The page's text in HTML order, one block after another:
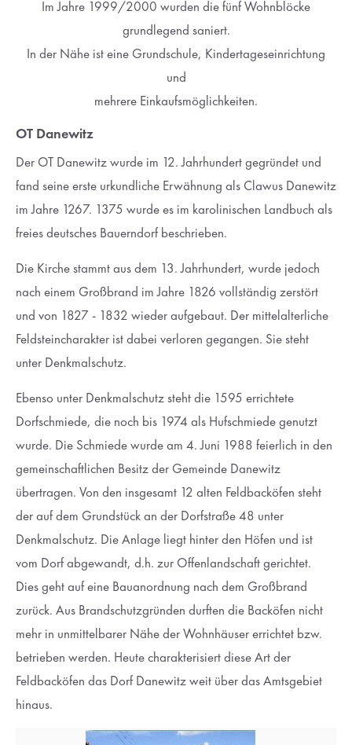
Im Jahre 1999/2000 wurden die fünf Wohnblöcke
grundlegend saniert.
In der Nähe ist eine Grundschule, Kindertageseinrichtung
und
mehrere Einkaufsmöglichkeiten.
OT Danewitz
Der OT Danewitz wurde im 12. Jahrhundert gegründet und
fand seine erste urkundliche Erwähnung als Clawus Danewitz
im Jahre 1267. 1375 wurde es im karolinischen Landbuch als
freies deutsches Bauerndorf beschrieben.
Die Kirche stammt aus dem 13. Jahrhundert, wurde jedoch
nach einem Großbrand im Jahre 1826 vollständig zerstört
und von 1827 - 1832 wieder aufgebaut. Der mittelalterliche
Feldsteincharakter ist dabei verloren gegangen. Sie steht
unter Denkmalschutz.
Ebenso unter Denkmalschutz steht die 1595 errichtete
Dorfschmiede, die noch bis 1974 als Hufschmiede genutzt
wurde. Die Schmiede wurde am 4. Juni 1988 feierlich in den
gemeinschaftlichen Besitz der Gemeinde Danewitz
übertragen. Von den insgesamt 12 alten Feldbacköfen steht
der auf dem Grundstück an der Dorfstraße 48 unter
Denkmalschutz. Die Anlage liegt hinter den Höfen und ist
vom Dorf abgewandt, d.h. zur Offenlandschaft gerichtet.
Dies geht auf eine Bauanordnung nach dem Großbrand
zurück. Aus Brandschutzgründen durften die Backöfen nicht
mehr in unmittelbarer Nähe der Wohnhäuser errichtet bzw.
betrieben werden. Heute charakterisiert diese Art der
Feldbacköfen das Dorf Danewitz weit über das Amtsgebiet
hinaus.